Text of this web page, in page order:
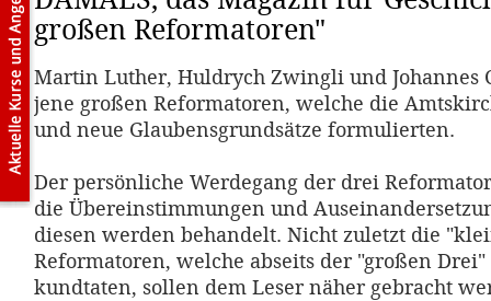
großen Reformatoren"
Mar­tin Lu­ther, Huld­rych Zwing­li und Jo­han­nes
jene großen Reformatoren, welche die
und neue Glaubensgrundsätze formulierten.
Der persönliche Werdegang der drei
die Übereinstimmungen und
diesen werden behandelt. Nicht zuletzt die
Reformatoren, welche abseits der "großen
kundtaten, sollen dem Leser näher gebracht